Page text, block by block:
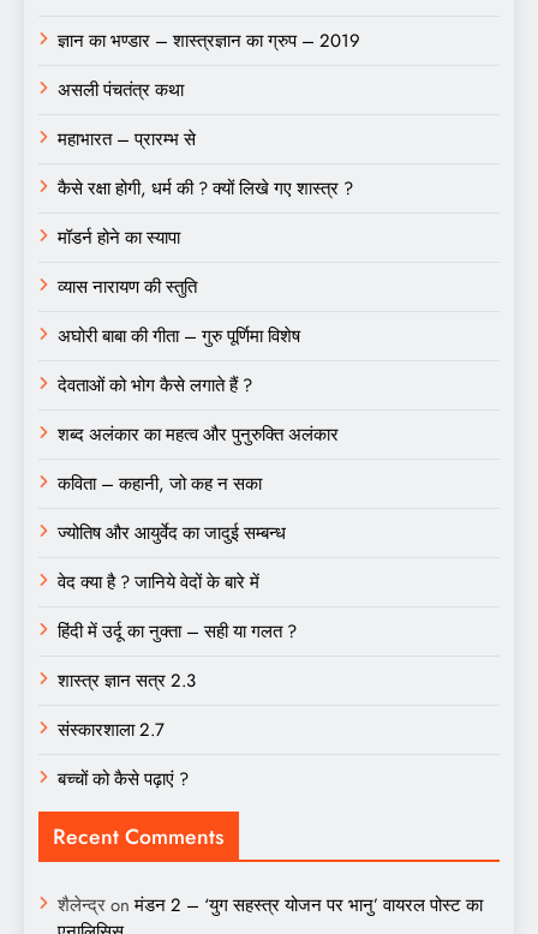
ज्ञान का भण्डार – शास्त्रज्ञान का ग्रुप – 2019
असली पंचतंत्र कथा
महाभारत – प्रारम्भ से
कैसे रक्षा होगी, धर्म की ? क्यों लिखे गए शास्त्र ?
मॉडर्न होने का स्यापा
व्यास नारायण की स्तुति
अघोरी बाबा की गीता – गुरु पूर्णिमा विशेष
देवताओं को भोग कैसे लगाते हैं ?
शब्द अलंकार का महत्व और पुनुरुक्ति अलंकार
कविता – कहानी, जो कह न सका
ज्योतिष और आयुर्वेद का जादुई सम्बन्ध
वेद क्या है ? जानिये वेदों के बारे में
हिंदी में उर्दू का नुक्ता – सही या गलत ?
शास्त्र ज्ञान सत्र 2.3
संस्कारशाला 2.7
बच्चों को कैसे पढ़ाएं ?
Recent Comments
शैलेन्द्रonमंडन 2 – ‘युग सहस्त्र योजन पर भानु’ वायरल पोस्ट का